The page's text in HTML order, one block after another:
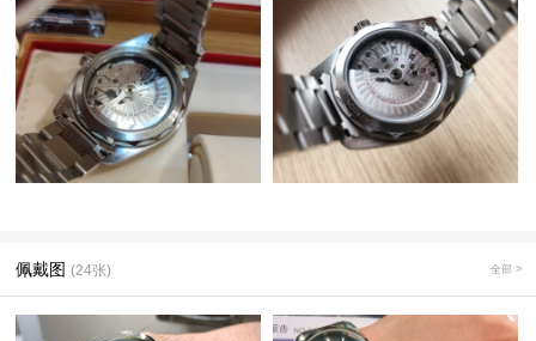
佩戴图 (24张) 全部 >